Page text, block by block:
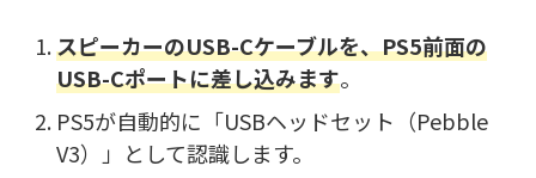
スピーカーのUSB-Cケーブルを、PS5前面の
USB-Cポートに差し込みます。
PS5が自動的に「USBヘッドセット（Pebble
V3）」として認識します。